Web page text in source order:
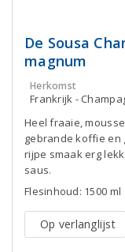
De Sousa
magnum
Herkomst
Frankrijk -
Heel fraaie,
gebrande koffie en
rijpe smaak erg
saus.
Flesinhoud: 1500 ml
Op verlanglijst